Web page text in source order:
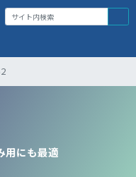
にも最適